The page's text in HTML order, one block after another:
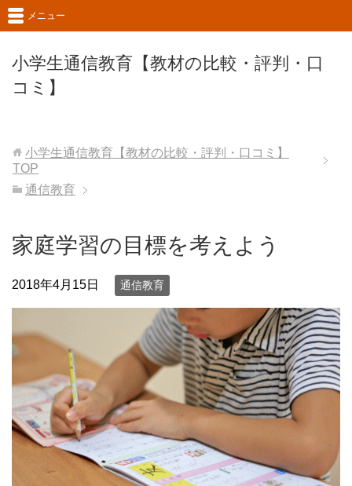
小学生通信教育【教材の比較・評判・口
コミ】
メニュー
小学生通信教育【教材の比較・評判・口コミ】
TOP
通信教育
家庭学習の目標を考えよう
2018年4月15日 通信教育